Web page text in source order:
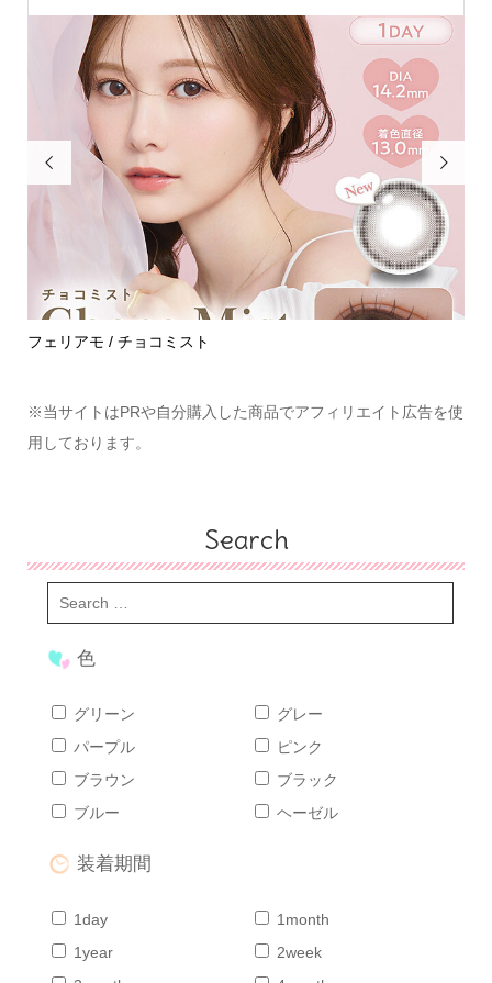

フェリアモ / チョコミスト

※当サイトはPRや自分購入した商品でアフィリエイト広告を使
用しております。
Search
色
グリーン
グレー
パープル
ピンク
ブラウン
ブラック
ブルー
ヘーゼル
装着期間
1day
1month
1year
2week